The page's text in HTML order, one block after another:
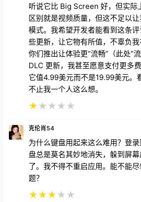
听说它比 Big Screen 好，但实际
区别就是视频质量，但这不足以
模式。我希望开发者能看到这条
些更新，让它物有所值，不辜负
你们推出让体验更“流畅”（此处“
DLC 更新，我甚至愿意支付更多
它值4.99美元而不是19.99美元。
不止我一个人这么想。
★★ ★ ★ ★
克伦肖54
为什么键盘用起来这么难用？登
盘总是莫名其妙地消失，躲到屏
了。我不得不重启应用。能不能
题？
★★★★ ★